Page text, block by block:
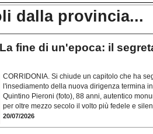
dalla provincia...
La fine di un'epoca: il
CORRIDONIA. Si chiude un capitolo che ha
l'insediamento della nuova dirigenza termina
Quintino Pieroni (foto), 88 anni, autentico
per oltre mezzo secolo il volto più fedele e
20/07/2026